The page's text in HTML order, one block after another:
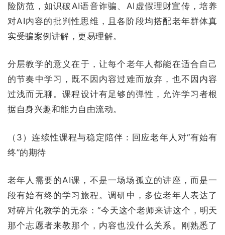
险防范，如识破AI语音诈骗、AI虚假理财宣传，培养
对AI内容的批判性思维，且各阶段均搭配老年群体真
实受骗案例讲解，更易理解。
分层教学的意义在于，让每个老年人都能在适合自己
的节奏中学习，既不因内容过难而放弃，也不因内容
过浅而无聊。课程设计有足够的弹性，允许学习者根
据自身兴趣和能力自由流动。
（3）连续性课程与稳定陪伴：回应老年人对“有始有
终”的期待
老年人需要的AI课，不是一场场孤立的讲座，而是一
段有始有终的学习 旅程。调研中，多位老年人表达了
对碎片化教学的无奈：“今天这个老师来讲这个，明天
那个志愿者来教那个，内容也没什么关系。刚熟悉了